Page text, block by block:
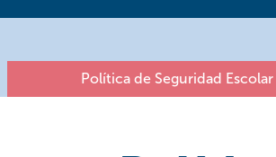
Política de Seguridad